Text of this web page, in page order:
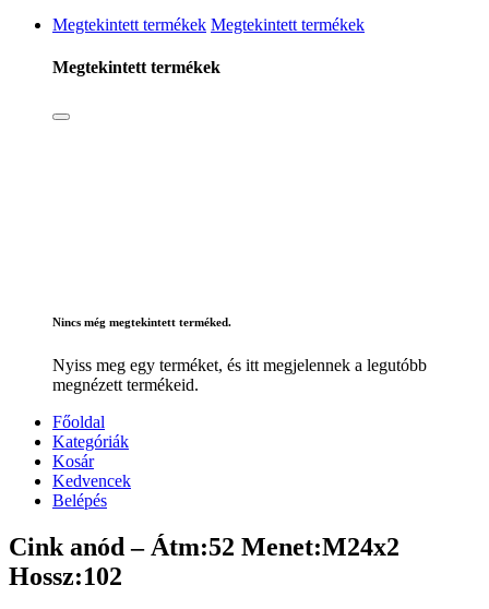
Megtekintett termékek Megtekintett termékek
Megtekintett termékek
Nincs még megtekintett terméked.
Nyiss meg egy terméket, és itt megjelennek a legutóbb
megnézett termékeid.
Főoldal
Kategóriák
Kosár
Kedvencek
Belépés
Cink anód – Átm:52 Menet:M24x2
Hossz:102